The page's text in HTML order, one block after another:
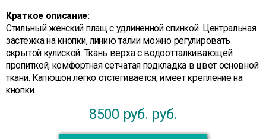
Краткое описание:
Стильный женский плащ с удлиненной спинкой. Центральная
застежка на кнопки, линию талии можно регулировать
скрытой кулиской. Ткань верха с водоотталкивающей
пропиткой, комфортная сетчатая подкладка в цвет основной
ткани. Капюшон легко отстегивается, имеет крепление на
кнопки.
8500 руб. руб.